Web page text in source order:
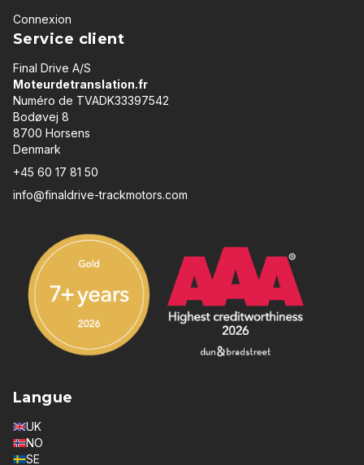
Connexion
Service client
Final Drive A/S
Moteurdetranslation.fr
Numéro de TVADK33397542
Bodøvej 8
8700 Horsens
Denmark
+45 60 17 81 50
info@finaldrive-trackmotors.com
Langue
UK
NO
SE